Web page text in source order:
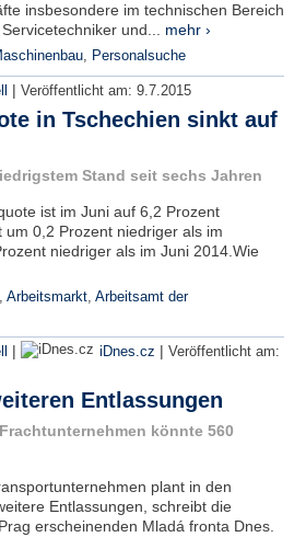
insbesondere im technischen Bereich
und... mehr ›
, Personalsuche
| Veröffentlicht am: 9.7.2015
in Tschechien sinkt auf
Stand seit sechs Jahren
ist im Juni auf 6,2 Prozent
0,2 Prozent niedriger als im
niedriger als im Juni 2014.Wie
, Arbeitsmarkt, Arbeitsamt der
| iDnes.cz | Veröffentlicht am:
Entlassungen
könnte 560
plant in den
Entlassungen, schreibt die
erscheinenden Mladá fronta Dnes.